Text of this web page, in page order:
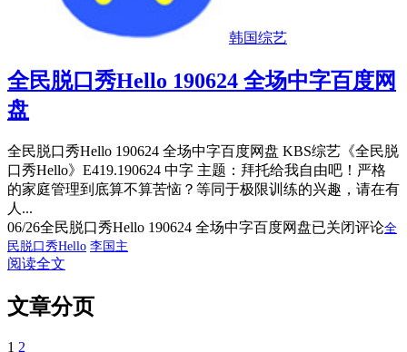
韩国综艺
全民脱口秀Hello 190624 全场中字百度网
盘
全民脱口秀Hello 190624 全场中字百度网盘 KBS综艺《全民脱
口秀Hello》E419.190624 中字 主题：拜托给我自由吧！严格
的家庭管理到底算不算苦恼？等同于极限训练的兴趣，请在有
人...
06/26全民脱口秀Hello 190624 全场中字百度网盘已关闭评论全
民脱口秀Hello 李国主
阅读全文
文章分页
1 2